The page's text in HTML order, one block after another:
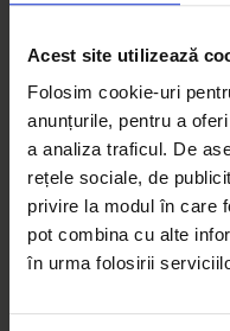
Acest site utilizează
Folosim cookie-uri
anunțurile, pentru a
a analiza traficul. De
rețele sociale, de
privire la modul în care
pot combina cu alte
în urma folosirii
in solutionarea de
de profesionalism
echipe.
Call-center-ul
asiguratilor 24 de
momentele dificile
eveniment asigurat.